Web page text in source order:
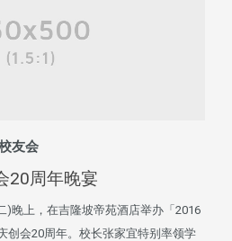
友会
20周年晚宴
)晚上，在吉隆坡帝苑酒店举办「2016
创会20周年。校长张家宜特别率领学